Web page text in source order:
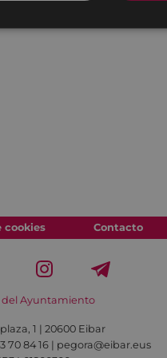
cookies Contacto
del Ayuntamiento
1 | 20600 Eibar
70 84 16 | pegora@eibar.eus